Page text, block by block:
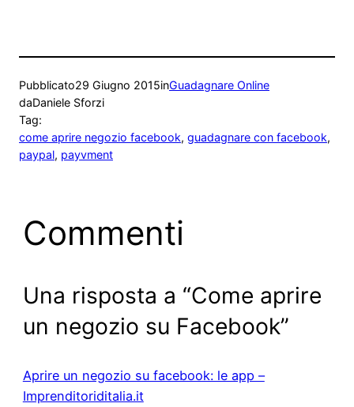
Pubblicato29 Giugno 2015inGuadagnare Online
daDaniele Sforzi
Tag:
come aprire negozio facebook, guadagnare con facebook
paypal, payvment
Commenti
Una risposta a “Come aprire
un negozio su Facebook”
Aprire un negozio su facebook: le app –
Imprenditoriditalia.it